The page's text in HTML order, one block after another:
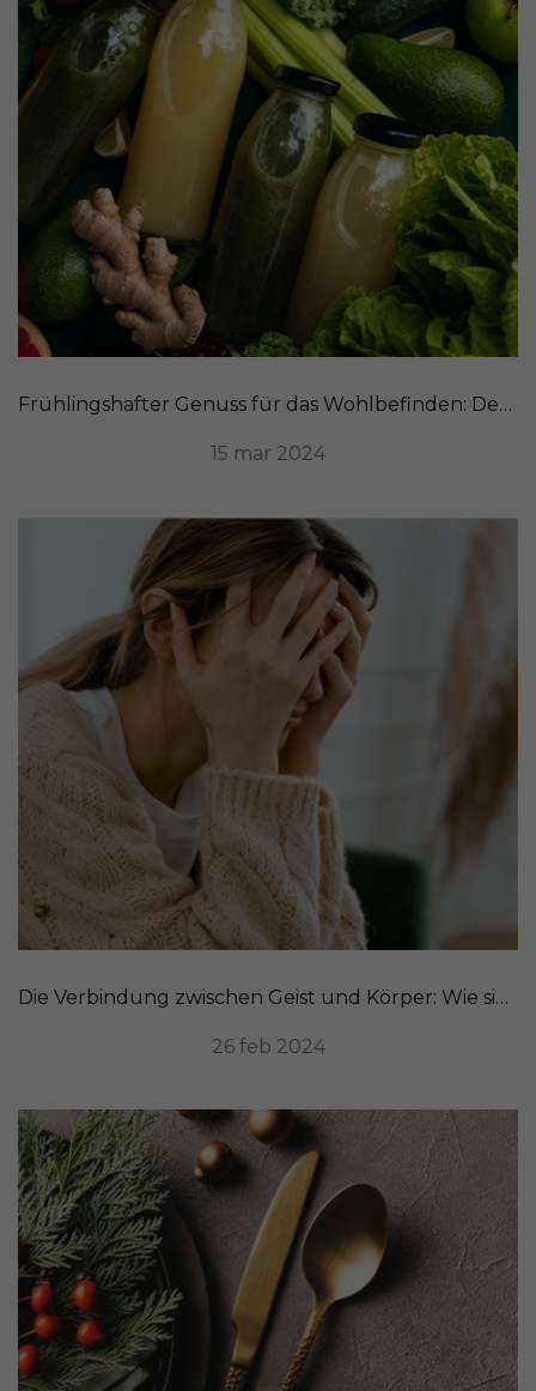
Frühlingshafter Genuss für das Wohlbefinden: Detox-Rezepte zur Reinigung unseres Organismus
15 mar 2024
Die Verbindung zwischen Geist und Körper: Wie sich Stress auf Ihr Aussehen auswirkt
26 feb 2024